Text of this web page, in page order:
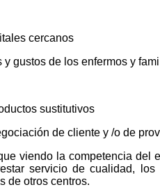
cercanos
gustos de los enfermos y
sustitutivos
de cliente y /o de
viendo la competencia del
servicio de cualidad,
de otros centros.